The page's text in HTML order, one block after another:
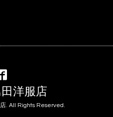
洋服店
. All Rights Reserved.